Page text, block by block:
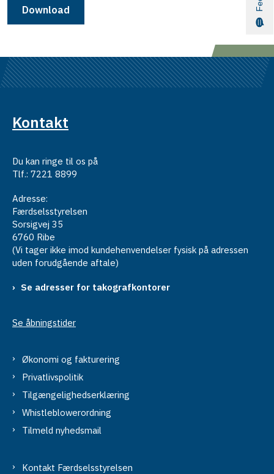
Download
Kontakt
Du kan ringe til os på
Tlf.: 7221 8899
Adresse:
Færdselsstyrelsen
Sorsigvej 35
6760 Ribe
(Vi tager ikke imod kundehenvendelser fysisk på adressen
uden forudgående aftale)
Se adresser for takografkontorer
Se åbningstider
Økonomi og fakturering
Privatlivspolitik
Tilgængelighedserklæring
Whistleblowerordning
Tilmeld nyhedsmail
Kontakt Færdselsstyrelsen